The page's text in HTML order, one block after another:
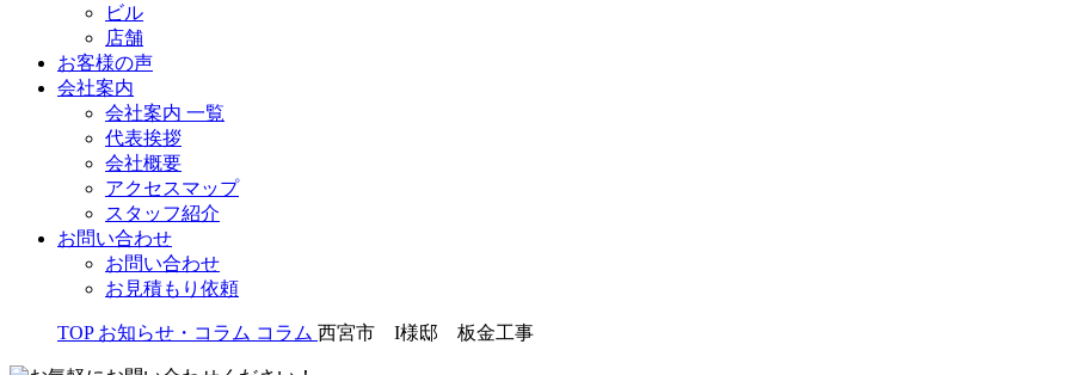
ビル
店舗
お客様の声
会社案内
会社案内 一覧
代表挨拶
会社概要
アクセスマップ
スタッフ紹介
お問い合わせ
お問い合わせ
お見積もり依頼
TOP お知らせ・コラム コラム 西宮市 I様邸 板金工事